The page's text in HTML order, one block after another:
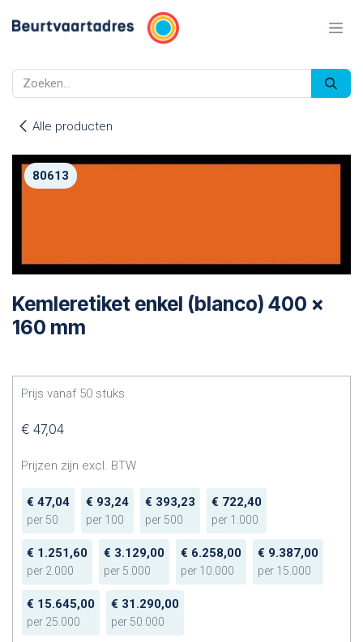
Alle producten
80613
Kemleretiket enkel (blanco) 400 x
160 mm
Prijs vanaf 50 stuks
€ 47,04
Prijzen zijn excl. BTW
€ 47,04
per 50
€ 93,24
per 100
€ 393,23
per 500
€ 722,40
per 1.000
€ 1.251,60
per 2.000
€ 3.129,00
per 5.000
€ 6.258,00
per 10.000
€ 9.387,00
per 15.000
€ 15.645,00
per 25.000
€ 31.290,00
per 50.000